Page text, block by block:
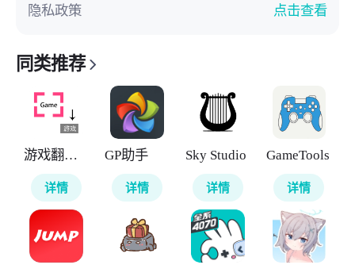
隐私政策
点击查看
同类推荐
游戏翻译助手
详情
GP助手
详情
Sky Studio
详情
GameTools
详情